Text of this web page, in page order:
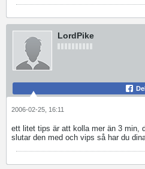
LordPike
2006-02-25, 16:11
ett litet tips är att kolla mer än 3 min,
slutar den med och vips så har du